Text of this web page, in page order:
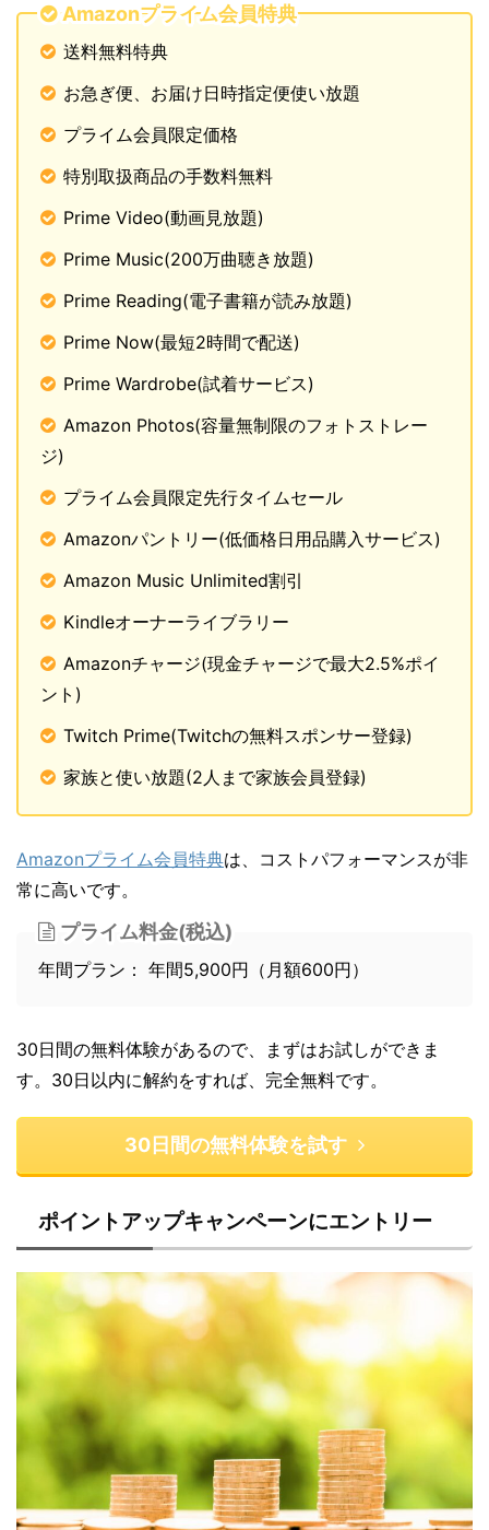
Amazonプライム会員特典
送料無料特典
お急ぎ便、お届け日時指定便使い放題
プライム会員限定価格
特別取扱商品の手数料無料
Prime Video(動画見放題)
Prime Music(200万曲聴き放題)
Prime Reading(電子書籍が読み放題)
Prime Now(最短2時間で配送)
Prime Wardrobe(試着サービス)
Amazon Photos(容量無制限のフォトストレー
ジ)
プライム会員限定先行タイムセール
Amazonパントリー(低価格日用品購入サービス)
Amazon Music Unlimited割引
Kindleオーナーライブラリー
Amazonチャージ(現金チャージで最大2.5%ポイ
ント)
Twitch Prime(Twitchの無料スポンサー登録)
家族と使い放題(2人まで家族会員登録)
Amazonプライム会員特典は、コストパフォーマンスが非
常に高いです。
プライム料金(税込)
年間プラン： 年間5,900円（月額600円）
30日間の無料体験があるので、まずはお試しができま
す。30日以内に解約をすれば、完全無料です。
30日間の無料体験を試す
ポイントアップキャンペーンにエントリー